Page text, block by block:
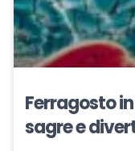
Ferragosto
sagre e